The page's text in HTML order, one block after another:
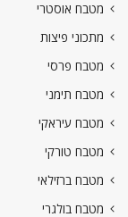
מטבח אוסטרי
מתכוני פיצות
מטבח פרסי
מטבח תימני
מטבח עיראקי
מטבח טורקי
מטבח ברזילאי
מטבח בולגרי